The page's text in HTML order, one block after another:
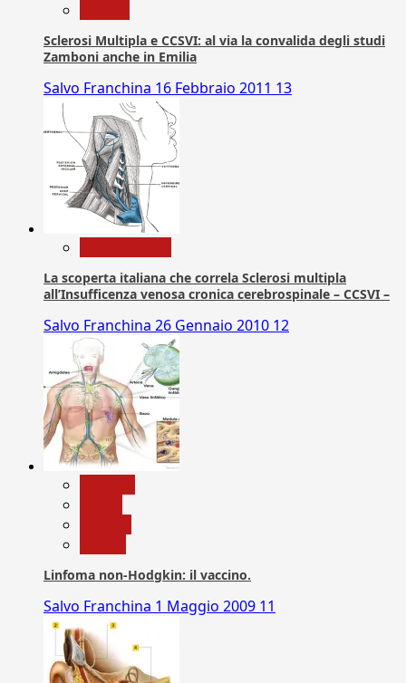
Sclerosi Multipla e CCSVI: al via la convalida degli studi
Zamboni anche in Emilia
Salvo Franchina 16 Febbraio 2011 13
La scoperta italiana che correla Sclerosi multipla
all’Insufficenza venosa cronica cerebrospinale – CCSVI –
Salvo Franchina 26 Gennaio 2010 12
Linfoma non-Hodgkin: il vaccino.
Salvo Franchina 1 Maggio 2009 11